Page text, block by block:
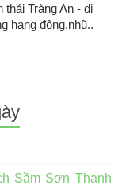
thái Tràng An - di
hang động,nhũ..
Sầm Sơn Thanh